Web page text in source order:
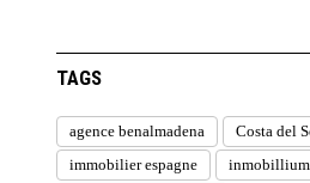
TAGS
agence benalmadena
Costa del
immobilier espagne
inmobillium